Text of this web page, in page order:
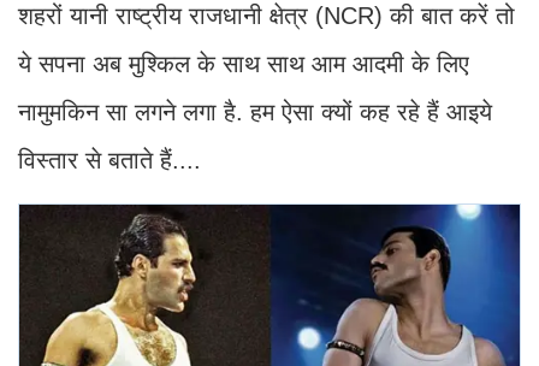
शहरों यानी राष्ट्रीय राजधानी क्षेत्र (NCR) की बात करें तो
ये सपना अब मुश्किल के साथ साथ आम आदमी के लिए
नामुमकिन सा लगने लगा है. हम ऐसा क्यों कह रहे हैं आइये
विस्तार से बताते हैं....